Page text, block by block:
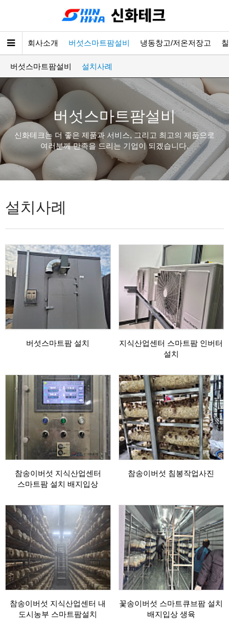
회사소개 버섯스마트팜설비 냉동창고/저온저장고
버섯스마트팜설비 설치사례
버섯스마트팜설비
신화테크는 더 좋은 제품과 서비스, 그리고 최고의 제품으로
여러분께 만족을 드리는 기업이 되겠습니다.
설치사례
버섯스마트팜 설치
지식산업센터 스마트팜 인버터
설치
참송이버섯 지식산업센터
스마트팜 설치 배지입상
참송이버섯 침봉작업사진
참송이버섯 지식산업센터 내
도시농부 스마트팜설치
꽃송이버섯 스마트큐브팜 설치
배지입상 생육